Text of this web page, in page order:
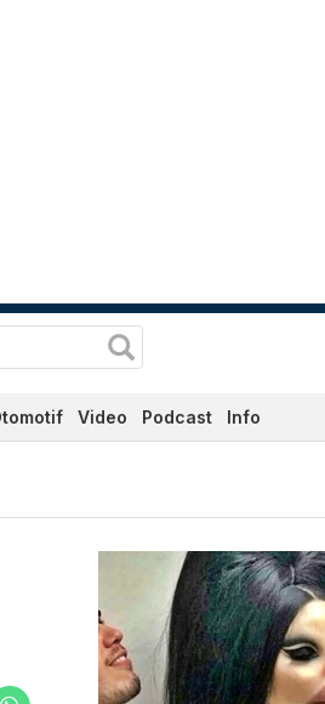
Video Podcast Info